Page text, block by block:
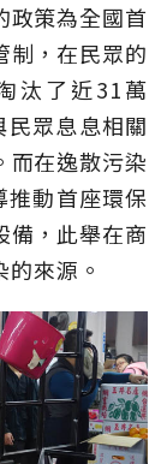
政策為全國首
制，在民眾的
汰了近31萬
眾息息相關
而在逸散污染
推動首座環保
，此舉在商
來源。